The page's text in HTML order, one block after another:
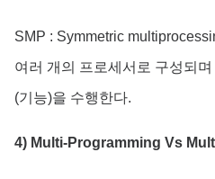
SMP : Symmetric
여러 개의 프로세서로 구성되
(기능)을 수행한다.
4) Multi-Programming Vs